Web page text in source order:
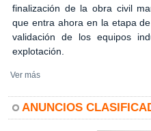
finalización de la obra civil
que entra ahora en la etapa
validación de los equipos
explotación.
Ver más
ANUNCIOS